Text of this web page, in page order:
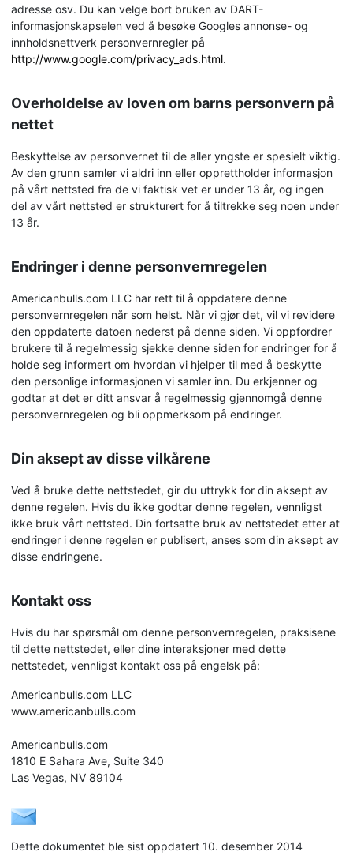
adresse osv. Du kan velge bort bruken av DART-
informasjonskapselen ved å besøke Googles annonse- og
innholdsnettverk personvernregler på
http://www.google.com/privacy_ads.html.
Overholdelse av loven om barns personvern på
nettet
Beskyttelse av personvernet til de aller yngste er spesielt viktig.
Av den grunn samler vi aldri inn eller opprettholder informasjon
på vårt nettsted fra de vi faktisk vet er under 13 år, og ingen
del av vårt nettsted er strukturert for å tiltrekke seg noen under
13 år.
Endringer i denne personvernregelen
Americanbulls.com LLC har rett til å oppdatere denne
personvernregelen når som helst. Når vi gjør det, vil vi revidere
den oppdaterte datoen nederst på denne siden. Vi oppfordrer
brukere til å regelmessig sjekke denne siden for endringer for å
holde seg informert om hvordan vi hjelper til med å beskytte
den personlige informasjonen vi samler inn. Du erkjenner og
godtar at det er ditt ansvar å regelmessig gjennomgå denne
personvernregelen og bli oppmerksom på endringer.
Din aksept av disse vilkårene
Ved å bruke dette nettstedet, gir du uttrykk for din aksept av
denne regelen. Hvis du ikke godtar denne regelen, vennligst
ikke bruk vårt nettsted. Din fortsatte bruk av nettstedet etter at
endringer i denne regelen er publisert, anses som din aksept av
disse endringene.
Kontakt oss
Hvis du har spørsmål om denne personvernregelen, praksisene
til dette nettstedet, eller dine interaksjoner med dette
nettstedet, vennligst kontakt oss på engelsk på:
Americanbulls.com LLC
www.americanbulls.com
Americanbulls.com
1810 E Sahara Ave, Suite 340
Las Vegas, NV 89104
Dette dokumentet ble sist oppdatert 10. desember 2014